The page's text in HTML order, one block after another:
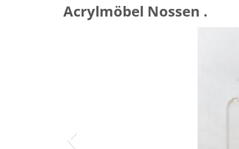
Acrylmöbel Nossen .